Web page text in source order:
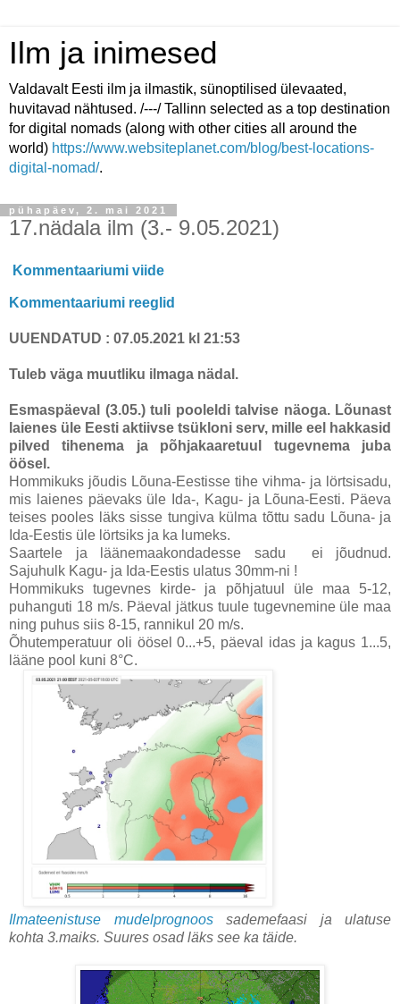
Ilm ja inimesed
Valdavalt Eesti ilm ja ilmastik, sünoptilised ülevaated,
huvitavad nähtused. /---/ Tallinn selected as a top destination
for digital nomads (along with other cities all around the
world) https://www.websiteplanet.com/blog/best-locations-
digital-nomad/.
pühapäev, 2. mai 2021
17.nädala ilm (3.- 9.05.2021)
Kommentaariumi viide
Kommentaariumi reeglid
UUENDATUD : 07.05.2021 kl 21:53
Tuleb väga muutliku ilmaga nädal.
Esmaspäeval (3.05.) tuli pooleldi talvise näoga. Lõunast
laienes üle Eesti aktiivse tsükloni serv, mille eel hakkasid
pilved tihenema ja põhjakaaretuul tugevnema juba
öösel.
Hommikuks jõudis Lõuna-Eestisse tihe vihma- ja lörtsisadu,
mis laienes päevaks üle Ida-, Kagu- ja Lõuna-Eesti. Päeva
teises pooles läks sisse tungiva külma tõttu sadu Lõuna- ja
Ida-Eestis üle lörtsiks ja ka lumeks.
Saartele ja läänemaakondadesse sadu ei jõudnud.
Sajuhulk Kagu- ja Ida-Eestis ulatus 30mm-ni !
Hommikuks tugevnes kirde- ja põhjatuul üle maa 5-12,
puhanguti 18 m/s. Päeval jätkus tuule tugevnemine üle maa
ning puhus siis 8-15, rannikul 20 m/s.
Õhutemperatuur oli öösel 0...+5, päeval idas ja kagus 1...5,
lääne pool kuni 8°C.
Ilmateenistuse mudelprognoossademefaasi ja ulatuse
kohta 3.maiks. Suures osad läks see ka täide.